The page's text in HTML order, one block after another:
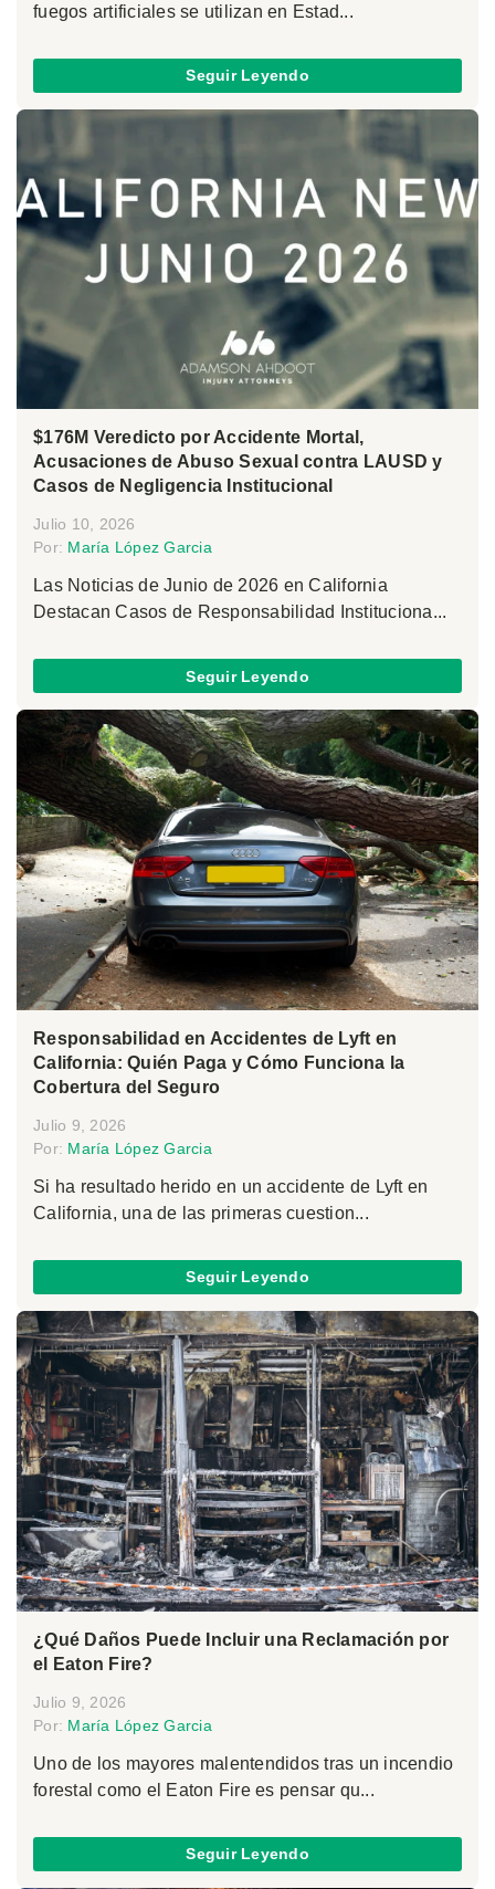
fuegos artificiales se utilizan en Estad...
Seguir Leyendo
$176M Veredicto por Accidente Mortal,
Acusaciones de Abuso Sexual contra LAUSD y
Casos de Negligencia Institucional
Julio 10, 2026
Por: María López Garcia
Las Noticias de Junio de 2026 en California
Destacan Casos de Responsabilidad Instituciona...
Seguir Leyendo
Responsabilidad en Accidentes de Lyft en
California: Quién Paga y Cómo Funciona la
Cobertura del Seguro
Julio 9, 2026
Por: María López Garcia
Si ha resultado herido en un accidente de Lyft en
California, una de las primeras cuestion...
Seguir Leyendo
¿Qué Daños Puede Incluir una Reclamación por
el Eaton Fire?
Julio 9, 2026
Por: María López Garcia
Uno de los mayores malentendidos tras un incendio
forestal como el Eaton Fire es pensar qu...
Seguir Leyendo